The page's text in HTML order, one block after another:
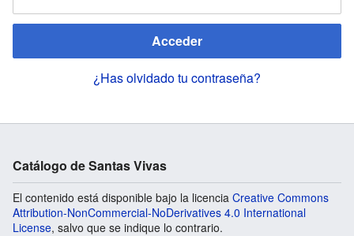
Acceder
¿Has olvidado tu contraseña?
Catálogo de Santas Vivas
El contenido está disponible bajo la licencia Creative Commons
Attribution-NonCommercial-NoDerivatives 4.0 International
License, salvo que se indique lo contrario.